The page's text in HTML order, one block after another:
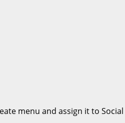
menu and assign it to